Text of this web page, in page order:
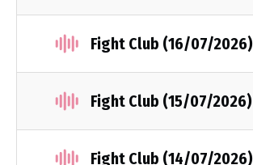
Fight Club (16/07/2026)
Fight Club (15/07/2026)
Fight Club (14/07/2026)